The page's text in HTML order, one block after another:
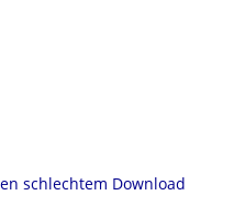
schlechtem Download